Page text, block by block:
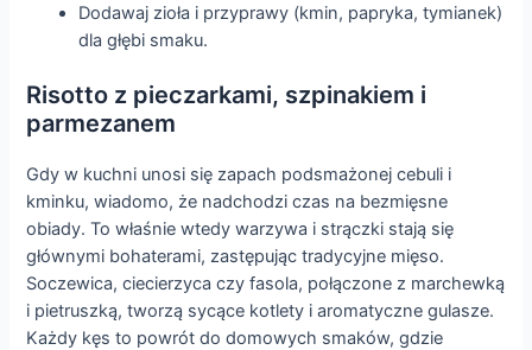
Dodawaj zioła i przyprawy (kmin, papryka, tymianek)
dla głębi smaku.
Risotto z pieczarkami, szpinakiem i
parmezanem
Gdy w kuchni unosi się zapach podsmażonej cebuli i
kminku, wiadomo, że nadchodzi czas na bezmięsne
obiady. To właśnie wtedy warzywa i strączki stają się
głównymi bohaterami, zastępując tradycyjne mięso.
Soczewica, ciecierzyca czy fasola, połączone z marchewką
i pietruszką, tworzą sycące kotlety i aromatyczne gulasze.
Każdy kęs to powrót do domowych smaków, gdzie